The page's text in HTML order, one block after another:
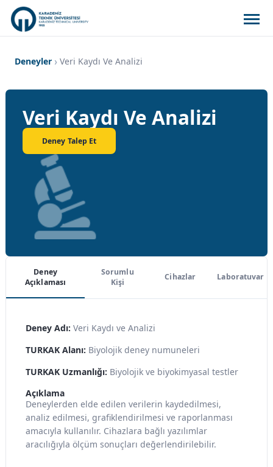
Deneyler Veri Kaydı Ve Analizi
Veri Kaydı Ve Analizi
Deney Talep Et
Deney
Açıklaması
Sorumlu
Kişi
Cihazlar Laboratuvar
Deney Adı: Veri Kaydı ve Analizi
TURKAK Alanı: Biyolojik deney numuneleri
TURKAK Uzmanlığı: Biyolojik ve biyokimyasal testler
Açıklama
Deneylerden elde edilen verilerin kaydedilmesi,
analiz edilmesi, grafiklendirilmesi ve raporlanması
amacıyla kullanılır. Cihazlara bağlı yazılımlar
aracılığıyla ölçüm sonuçları değerlendirilebilir.